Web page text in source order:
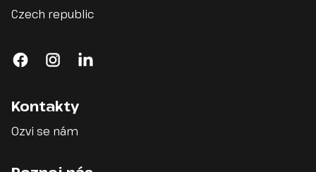
Czech republic
facebookinstagram
Kontakty
Ozvi se nám